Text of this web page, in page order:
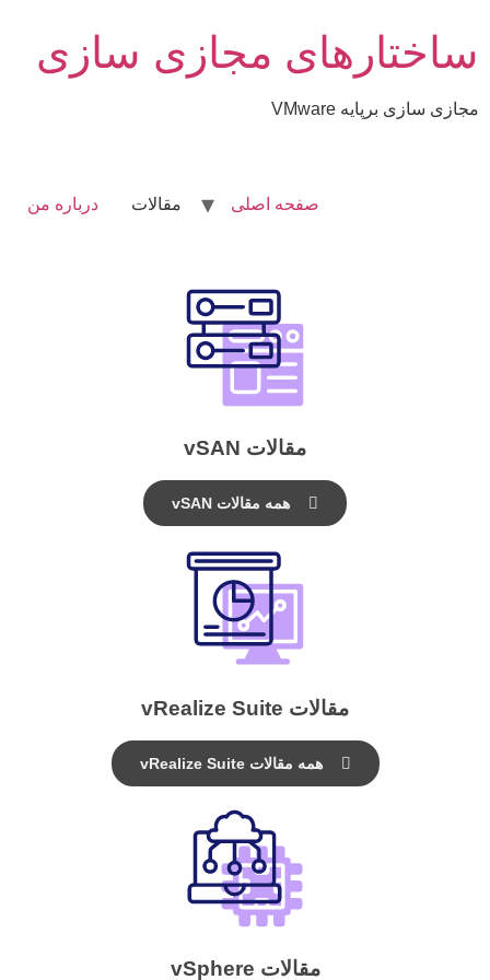
ساختارهای مجازی سازی
مجازی سازی برپایه VMware
صفحه اصلی مقالات درباره من
مقالات vSAN
همه مقالات vSAN
مقالات vRealize Suite
همه مقالات vRealize Suite
مقالات vSphere